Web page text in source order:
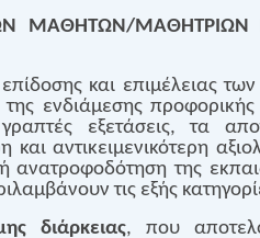
ΜΑΘΗΤΩΝ/ΜΑΘΗΤΡΙΩΝ
και επιμέλειας
ενδιάμεσης προφορικής
γραπτές εξετάσεις, τα
και αντικειμενικότερη
ανατροφοδότηση της
τις εξής
διάρκειας, που